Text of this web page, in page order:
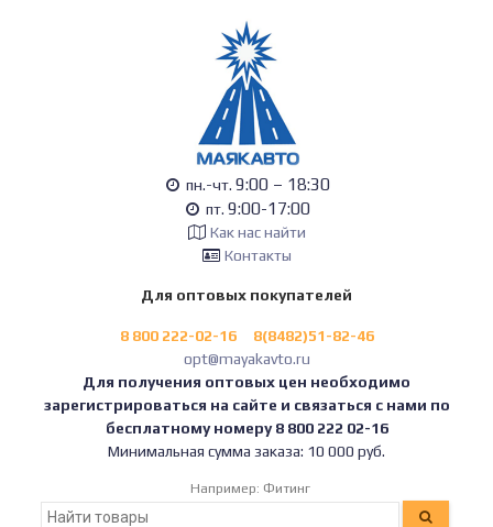
пн.-чт. 9:00 – 18:30
пт. 9:00-17:00
Как нас найти
Контакты
Для оптовых покупателей
8 800 222-02-16
8(8482)51-82-46
opt@mayakavto.ru
Для получения оптовых цен необходимо
зарегистрироваться на сайте и связаться с нами по
бесплатному номеру 8 800 222 02-16
Минимальная сумма заказа: 10 000 руб.
Например: Фитинг